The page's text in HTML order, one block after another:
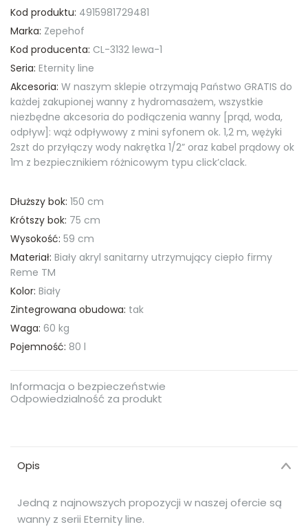
Kod produktu: 4915981729481
Marka: Zepehof
Kod producenta: CL-3132 lewa-1
Seria: Eternity line
Akcesoria: W naszym sklepie otrzymają Państwo GRATIS do
każdej zakupionej wanny z hydromasażem, wszystkie
niezbędne akcesoria do podłączenia wanny [prąd, woda,
odpływ]: wąż odpływowy z mini syfonem ok. 1,2 m, wężyki
2szt do przyłączy wody nakrętka 1/2” oraz kabel prądowy ok
1m z bezpiecznikiem różnicowym typu click’clack.
Dłuższy bok: 150 cm
Krótszy bok: 75 cm
Wysokość: 59 cm
Materiał: Biały akryl sanitarny utrzymujący ciepło firmy
Reme TM
Kolor: Biały
Zintegrowana obudowa: tak
Waga: 60 kg
Pojemność: 80 l
Informacja o bezpieczeństwie
Odpowiedzialność za produkt
Opis
Jedną z najnowszych propozycji w naszej ofercie są
wanny z serii Eternity line.